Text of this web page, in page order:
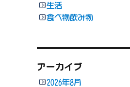
生活
食べ物飲み物
アーカイブ
2026年8月